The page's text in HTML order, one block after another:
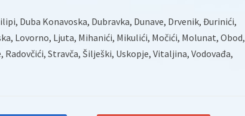
Duba Konavoska, Dubravka, Dunave, Drvenik, Đurinići,
Lovorno, Ljuta, Mihanići, Mikulići, Močići, Molunat, Obod,
Stravča, Šilješki, Uskopje, Vitaljina, Vodovađa,